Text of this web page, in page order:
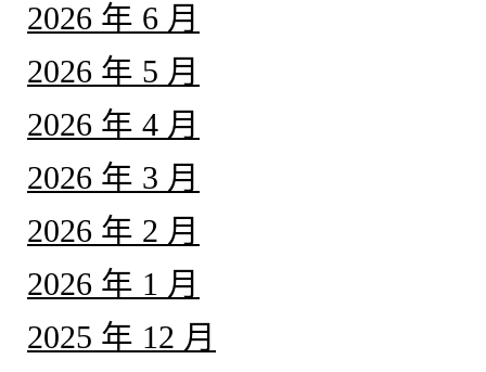
2026 年 6 月
2026 年 5 月
2026 年 4 月
2026 年 3 月
2026 年 2 月
2026 年 1 月
2025 年 12 月